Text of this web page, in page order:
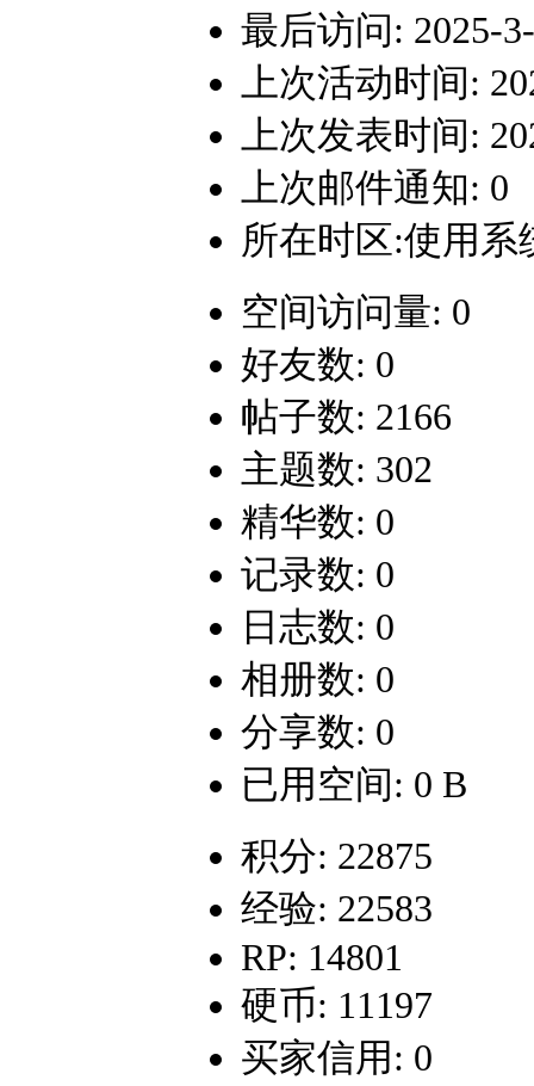
最后访问: 2025-
上次活动时间:
上次发表时间:
上次邮件通知: 0
所在时区:使用系
空间访问量: 0
好友数: 0
帖子数: 2166
主题数: 302
精华数: 0
记录数: 0
日志数: 0
相册数: 0
分享数: 0
已用空间: 0 B
积分: 22875
经验: 22583
RP: 14801
硬币: 11197
买家信用: 0